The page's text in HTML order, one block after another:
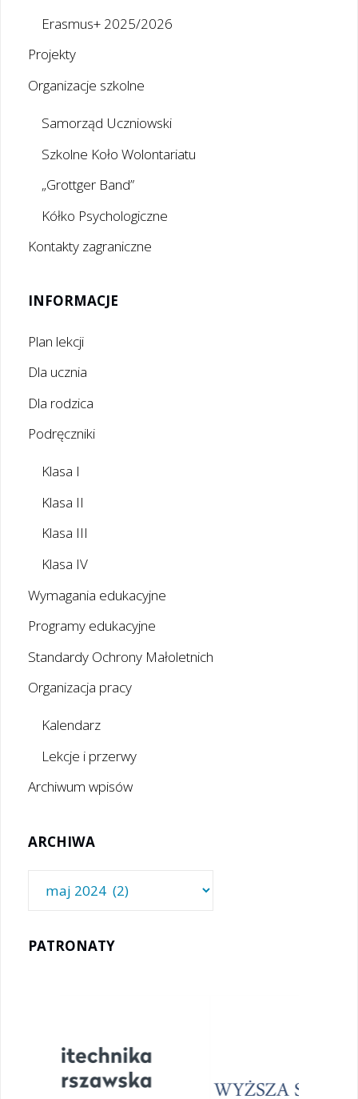
Erasmus+ 2025/2026
Projekty
Organizacje szkolne
Samorząd Uczniowski
Szkolne Koło Wolontariatu
„Grottger Band”
Kółko Psychologiczne
Kontakty zagraniczne
INFORMACJE
Plan lekcji
Dla ucznia
Dla rodzica
Podręczniki
Klasa I
Klasa II
Klasa III
Klasa IV
Wymagania edukacyjne
Programy edukacyjne
Standardy Ochrony Małoletnich
Organizacja pracy
Kalendarz
Lekcje i przerwy
Archiwum wpisów
ARCHIWA
PATRONATY